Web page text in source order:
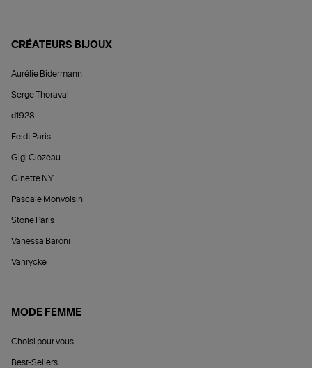
CRÉATEURS BIJOUX
Aurélie Bidermann
Serge Thoraval
d1928
Feidt Paris
Gigi Clozeau
Ginette NY
Pascale Monvoisin
Stone Paris
Vanessa Baroni
Vanrycke
MODE FEMME
Choisi pour vous
Best-Sellers